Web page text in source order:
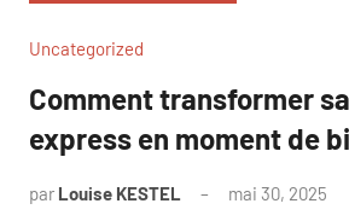
Uncategorized
Comment transformer
express en moment de
par Louise KESTEL mai 30, 2025